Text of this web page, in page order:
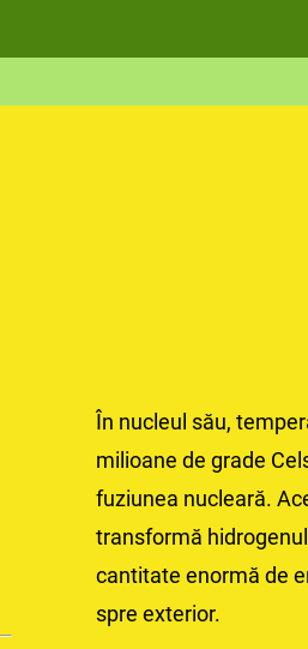
În nucleul său,
milioane de grade
fuziunea nucleară.
transformă
cantitate enormă de
spre exterior.